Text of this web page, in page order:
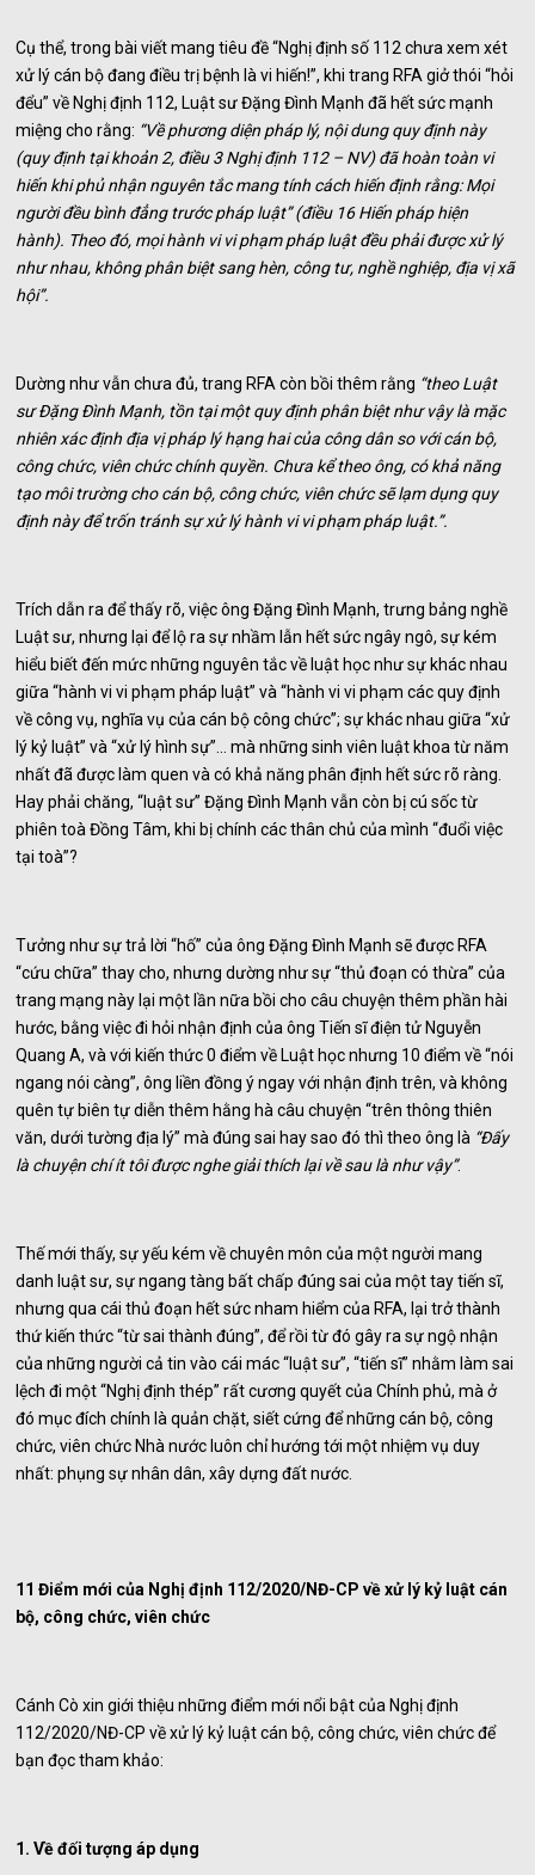
Cụ thể, trong bài viết mang tiêu đề “Nghị định số 112 chưa xem xét
xử lý cán bộ đang điều trị bệnh là vi hiến!”, khi trang RFA giở thói “hỏi
đểu” về Nghị định 112, Luật sư Đặng Đình Mạnh đã hết sức mạnh
miệng cho rằng: “Về phương diện pháp lý, nội dung quy định này
(quy định tại khoản 2, điều 3 Nghị định 112 – NV) đã hoàn toàn vi
hiến khi phủ nhận nguyên tắc mang tính cách hiến định rằng: Mọi
người đều bình đẳng trước pháp luật” (điều 16 Hiến pháp hiện
hành). Theo đó, mọi hành vi vi phạm pháp luật đều phải được xử lý
như nhau, không phân biệt sang hèn, công tư, nghề nghiệp, địa vị xã
hội”.
Dường như vẫn chưa đủ, trang RFA còn bồi thêm rằng “theo Luật
sư Đặng Đình Mạnh, tồn tại một quy định phân biệt như vậy là mặc
nhiên xác định địa vị pháp lý hạng hai của công dân so với cán bộ,
công chức, viên chức chính quyền. Chưa kể theo ông, có khả năng
tạo môi trường cho cán bộ, công chức, viên chức sẽ lạm dụng quy
định này để trốn tránh sự xử lý hành vi vi phạm pháp luật.”.
Trích dẫn ra để thấy rõ, việc ông Đặng Đình Mạnh, trưng bảng nghề
Luật sư, nhưng lại để lộ ra sự nhầm lẫn hết sức ngây ngô, sự kém
hiểu biết đến mức những nguyên tắc về luật học như sự khác nhau
giữa “hành vi vi phạm pháp luật” và “hành vi vi phạm các quy định
về công vụ, nghĩa vụ của cán bộ công chức”; sự khác nhau giữa “xử
lý kỷ luật” và “xử lý hình sự”… mà những sinh viên luật khoa từ năm
nhất đã được làm quen và có khả năng phân định hết sức rõ ràng.
Hay phải chăng, “luật sư” Đặng Đình Mạnh vẫn còn bị cú sốc từ
phiên toà Đồng Tâm, khi bị chính các thân chủ của mình “đuổi việc
tại toà”?
Tưởng như sự trả lời “hố” của ông Đặng Đình Mạnh sẽ được RFA
“cứu chữa” thay cho, nhưng dường như sự “thủ đoạn có thừa” của
trang mạng này lại một lần nữa bồi cho câu chuyện thêm phần hài
hước, bằng việc đi hỏi nhận định của ông Tiến sĩ điện tử Nguyễn
Quang A, và với kiến thức 0 điểm về Luật học nhưng 10 điểm về “nói
ngang nói càng”, ông liền đồng ý ngay với nhận định trên, và không
quên tự biên tự diễn thêm hằng hà câu chuyện “trên thông thiên
văn, dưới tường địa lý” mà đúng sai hay sao đó thì theo ông là “Đấy
là chuyện chí ít tôi được nghe giải thích lại về sau là như vậy”.
Thế mới thấy, sự yếu kém về chuyên môn của một người mang
danh luật sư, sự ngang tàng bất chấp đúng sai của một tay tiến sĩ,
nhưng qua cái thủ đoạn hết sức nham hiểm của RFA, lại trở thành
thứ kiến thức “từ sai thành đúng”, để rồi từ đó gây ra sự ngộ nhận
của những người cả tin vào cái mác “luật sư”, “tiến sĩ” nhằm làm sai
lệch đi một “Nghị định thép” rất cương quyết của Chính phủ, mà ở
đó mục đích chính là quản chặt, siết cứng để những cán bộ, công
chức, viên chức Nhà nước luôn chỉ hướng tới một nhiệm vụ duy
nhất: phụng sự nhân dân, xây dựng đất nước.
11 Điểm mới của Nghị định 112/2020/NĐ-CP về xử lý kỷ luật cán
bộ, công chức, viên chức
Cánh Cò xin giới thiệu những điểm mới nổi bật của Nghị định
112/2020/NĐ-CP về xử lý kỷ luật cán bộ, công chức, viên chức để
bạn đọc tham khảo:
1. Về đối tượng áp dụng